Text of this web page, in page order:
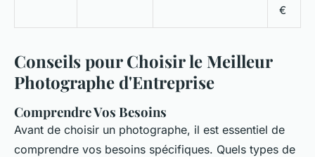
€
Conseils pour Choisir le Meilleur
Photographe d'Entreprise
Comprendre Vos Besoins
Avant de choisir un photographe, il est essentiel de
comprendre vos besoins spécifiques. Quels types de